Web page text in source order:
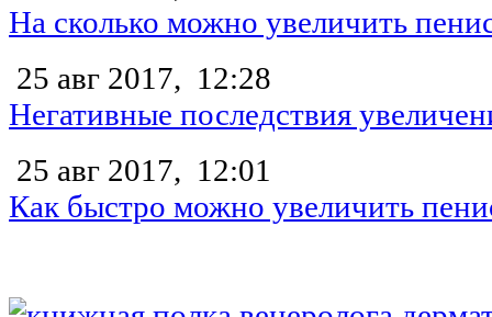
На сколько можно увеличить
25 авг 2017, 12:28
Негативные последствия
25 авг 2017, 12:01
Как быстро можно увеличить